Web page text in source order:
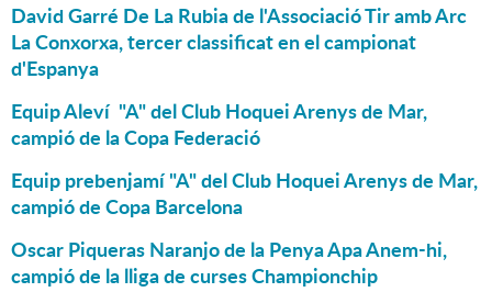
David Garré De La Rubia de l'Associació Tir amb Arc
La Conxorxa, tercer classificat en el campionat
d'Espanya
Equip Aleví "A" del Club Hoquei Arenys de Mar,
campió de la Copa Federació
Equip prebenjamí "A" del Club Hoquei Arenys de Mar,
campió de Copa Barcelona
Oscar Piqueras Naranjo de la Penya Apa Anem-hi,
campió de la lliga de curses Championchip